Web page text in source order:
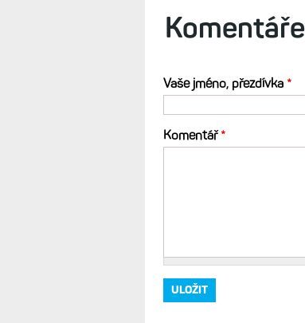
Komentáře
Vaše jméno, přezdívka *
Komentář*